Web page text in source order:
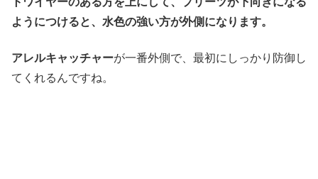
ようにつけると、水色の強い方が外側になります。
アレルキャッチャーが一番外側で、最初にしっかり防御し
てくれるんですね。